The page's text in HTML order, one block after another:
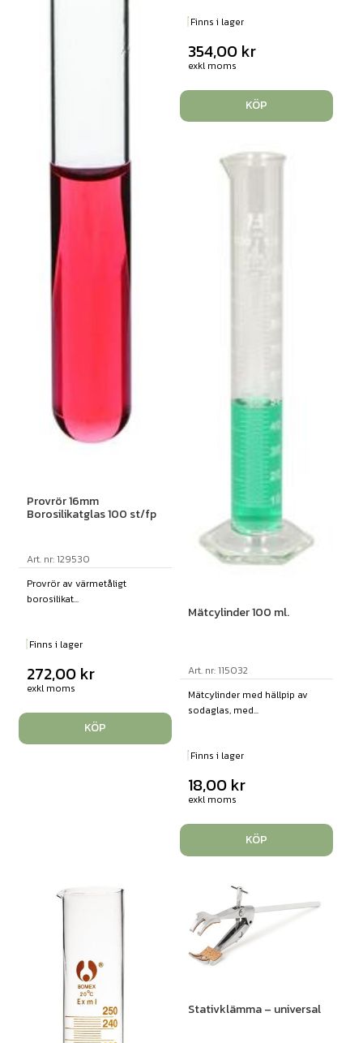
Provrör 16mm
Borosilikatglas 100 st/fp
Art. nr: 129530
Provrör av värmetåligt
borosilikat...
Finns i lager
272,00 kr
exkl moms
KÖP
Finns i lager
354,00 kr
exkl moms
KÖP
Mätcylinder 100 ml.
Art. nr: 115032
Mätcylinder med hällpip av
sodaglas, med...
Finns i lager
18,00 kr
exkl moms
KÖP
Stativklämma – universal